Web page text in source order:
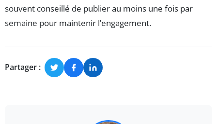
souvent conseillé de publier au moins une fois par
semaine pour maintenir l’engagement.
Partager :